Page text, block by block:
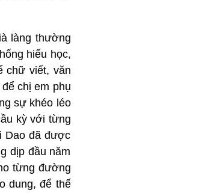
làng thường
hiếu học,
chữ viết, văn
chị em phụ
sự khéo léo
kỳ với từng
Dao đã được
dịp đầu năm
từng đường
dung, để thế